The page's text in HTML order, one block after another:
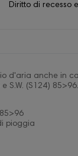
Diritto di recesso
d'aria anche in
S.W. (S124) 85>96.
pioggia